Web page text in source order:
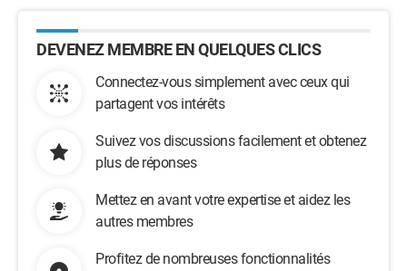
DEVENEZ MEMBRE EN QUELQUES CLICS
Connectez-vous simplement avec ceux qui
partagent vos intérêts
Suivez vos discussions facilement et obtenez
plus de réponses
Mettez en avant votre expertise et aidez les
autres membres
Profitez de nombreuses fonctionnalités